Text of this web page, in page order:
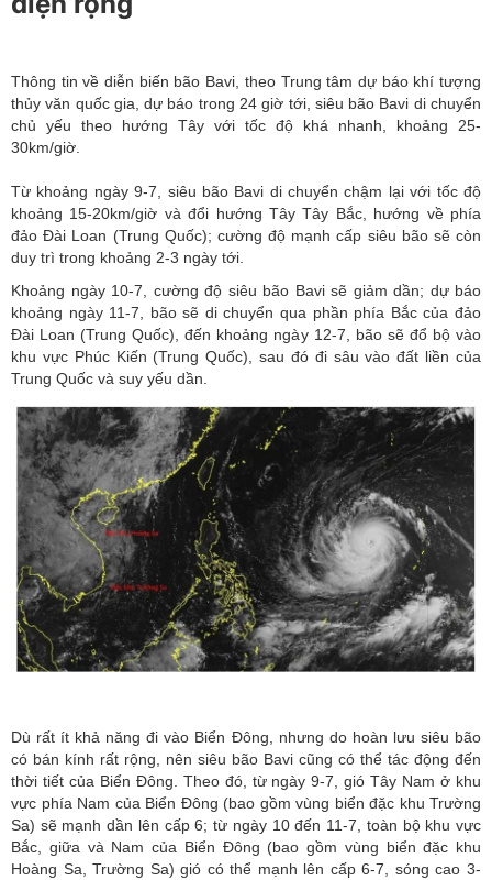
Thông tin về diễn biến bão Bavi, theo Trung tâm dự báo khí tượng
thủy văn quốc gia, dự báo trong 24 giờ tới, siêu bão Bavi di chuyển
chủ yếu theo hướng Tây với tốc độ khá nhanh, khoảng 25-
30km/giờ.
Từ khoảng ngày 9-7, siêu bão Bavi di chuyển chậm lại với tốc độ
khoảng 15-20km/giờ và đổi hướng Tây Tây Bắc, hướng về phía
đảoĐài Loan (Trung Quốc); cường độ mạnh cấp siêu bão sẽ còn
duy trì trong khoảng 2-3 ngày tới.
Khoảng ngày 10-7, cường độ siêu bão Bavi sẽ giảm dần; dự báo
khoảng ngày 11-7, bão sẽ di chuyển qua phần phía Bắc của đảo
Đài Loan (Trung Quốc), đến khoảng ngày 12-7, bão sẽ đổ bộ vào
khu vực Phúc Kiến (Trung Quốc), sau đó đi sâu vào đất liền của
Trung Quốc và suy yếu dần.
Dù rất ít khả năng đi vào Biển Đông, nhưng do hoàn lưu siêu bão
có bán kính rất rộng, nên siêu bão Bavi cũng có thể tác động đến
thời tiết của Biển Đông. Theo đó, từ ngày 9-7, gió Tây Nam ở khu
vực phía Nam của Biển Đông (bao gồm vùng biển đặc khu Trường
Sa) sẽ mạnh dần lên cấp 6; từ ngày 10 đến 11-7, toàn bộ khu vực
Bắc, giữa và Nam của Biển Đông (bao gồm vùng biển đặc khu
Hoàng Sa, Trường Sa) gió có thể mạnh lên cấp 6-7, sóng cao 3-